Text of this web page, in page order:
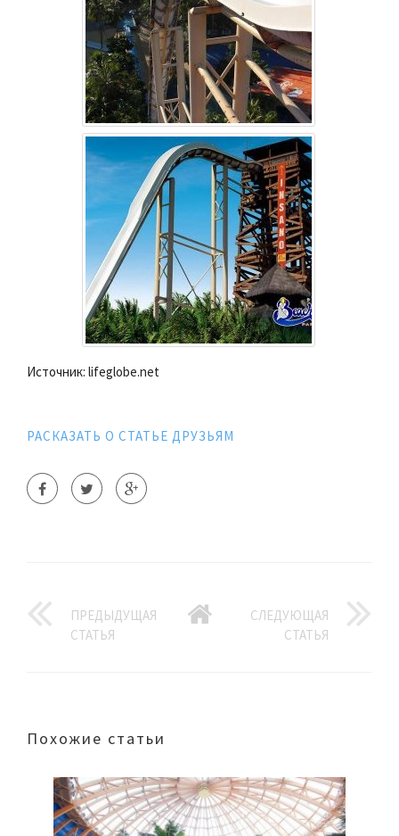
Источник: lifeglobe.net
РАСКАЗАТЬ О СТАТЬЕ ДРУЗЬЯМ
ПРЕДЫДУЩАЯ
СТАТЬЯ
СЛЕДУЮЩАЯ
СТАТЬЯ
Похожие статьи